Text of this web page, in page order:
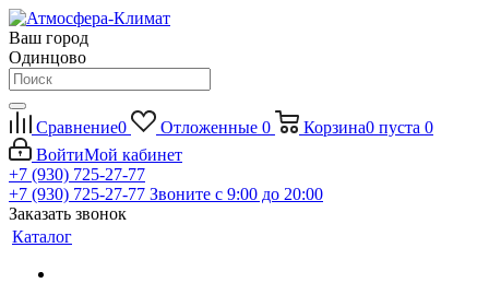
Ваш город
Одинцово
Сравнение0 Отложенные 0 Корзина0 пуста 0
ВойтиМой кабинет
+7 (930) 725-27-77
+7 (930) 725-27-77 Звоните с 9:00 до 20:00
Заказать звонок
Каталог